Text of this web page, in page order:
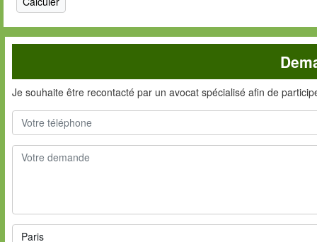
Je souhaite être recontacté par un avocat spécialisé afin de